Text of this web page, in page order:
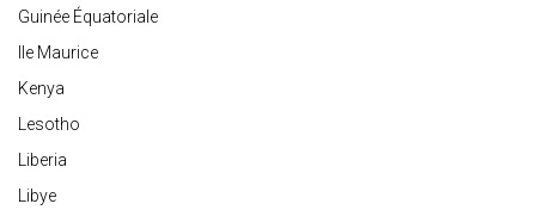
Guinée Équatoriale
Ile Maurice
Kenya
Lesotho
Liberia
Libye